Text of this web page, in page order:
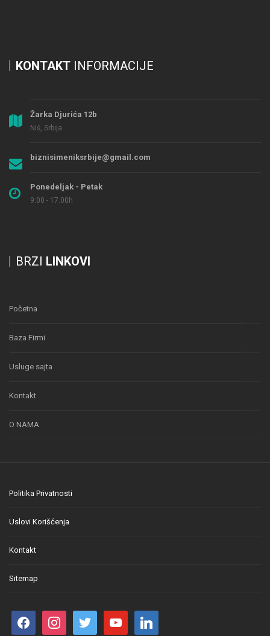
KONTAKT INFORMACIJE
Žarka Djurića 12b
Niš, Srbija
biznisimeniksrbije@gmail.com
Ponedeljak - Petak
9:00 - 17:00h
BRZI LINKOVI
Početna
Baza Firmi
Usluge sajta
Kontakt
O NAMA
Politika Privatnosti
Uslovi Korišćenja
Kontakt
Sitemap